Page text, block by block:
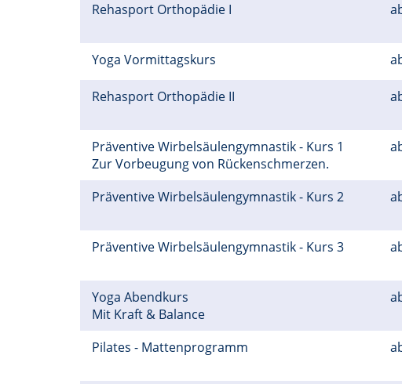
Rehasport Orthopädie I
Yoga Vormittagskurs
Rehasport Orthopädie II
Präventive Wirbelsäulengymnastik - Kurs 1
Zur Vorbeugung von Rückenschmerzen.
Präventive Wirbelsäulengymnastik - Kurs 2
Präventive Wirbelsäulengymnastik - Kurs 3
Yoga Abendkurs
Mit Kraft & Balance
Pilates - Mattenprogramm